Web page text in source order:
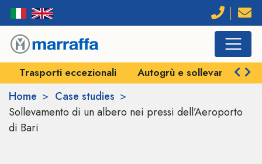
Trasporti eccezionali Autogrù e sollevamenti
Home
Case studies
Sollevamento di un albero nei pressi dell’Aeroporto
di Bari